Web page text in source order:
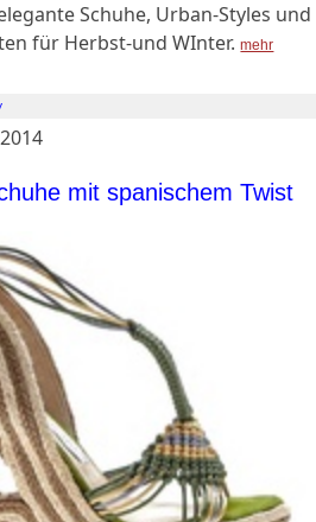
Schuhe, Urban-Styles
für Herbst-und WInter.mehr
mit spanischem Twist